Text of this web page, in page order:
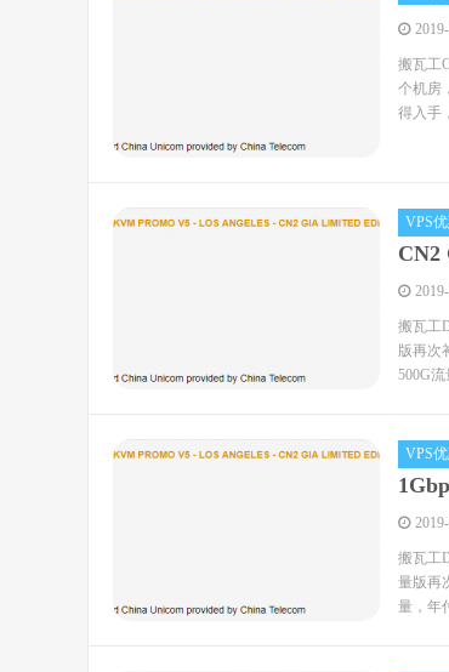
搬瓦工
个机房
得入手
VPS
CN2
搬瓦工
版再次
500G
VPS
搬瓦工
量版再
量，年